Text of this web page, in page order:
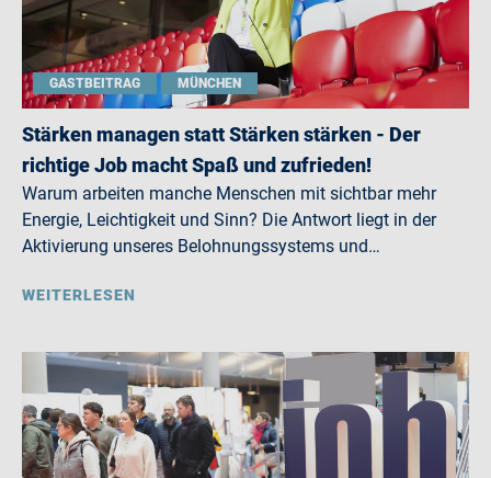
GASTBEITRAG MÜNCHEN
Stärken managen statt Stärken stärken - Der
richtige Job macht Spaß und zufrieden!
Warum arbeiten manche Menschen mit sichtbar mehr
Energie, Leichtigkeit und Sinn? Die Antwort liegt in der
Aktivierung unseres Belohnungssystems und…
WEITERLESEN